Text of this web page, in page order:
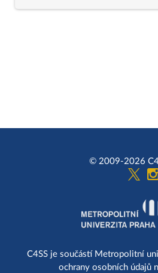
© 2009-2026
C4SS je součástí Metropolitní
ochrany osobních údajů